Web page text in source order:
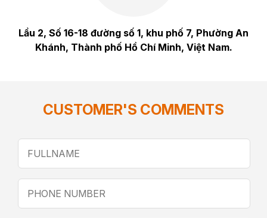
Lầu 2, Số 16-18 đường số 1, khu phố 7, Phường An
Khánh, Thành phố Hồ Chí Minh, Việt Nam.
CUSTOMER'S COMMENTS